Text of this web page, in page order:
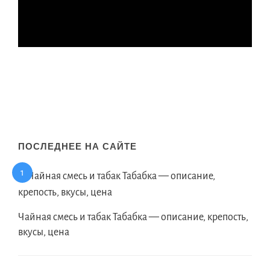
ПОСЛЕДНЕЕ НА САЙТЕ
Чайная смесь и табак Табабка — описание, крепость,
вкусы, цена